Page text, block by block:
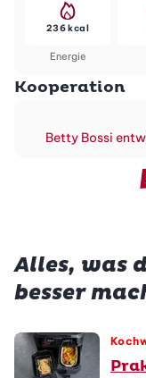
Energie
236 kcal
Kooperation
Betty Bossi
Alles, was
besser